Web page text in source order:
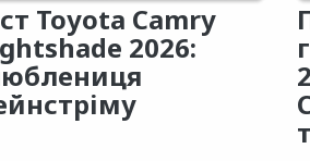
Toyota Camry
2026: